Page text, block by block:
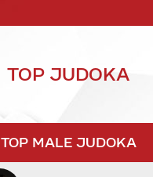
TOP JUDOKA
TOP MALE JUDOKA